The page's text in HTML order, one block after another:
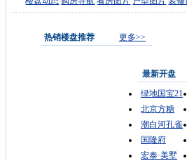
热销楼盘推荐 更多>>
最新开盘
绿地国宝21
北京方糖
潮白河孔雀
国隆府
宏泰·美墅